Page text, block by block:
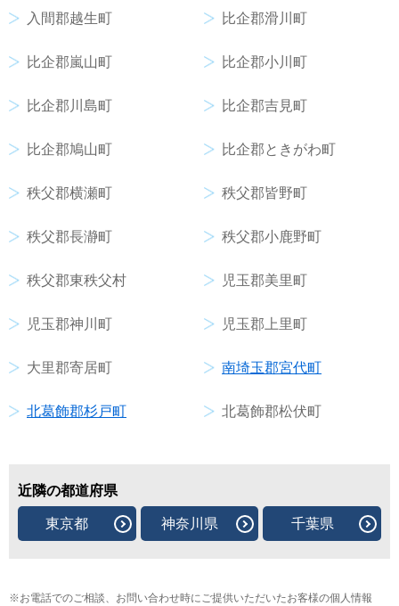
入間郡越生町 比企郡滑川町
比企郡嵐山町 比企郡小川町
比企郡川島町 比企郡吉見町
比企郡鳩山町 比企郡ときがわ町
秩父郡横瀬町 秩父郡皆野町
秩父郡長瀞町 秩父郡小鹿野町
秩父郡東秩父村 児玉郡美里町
児玉郡神川町 児玉郡上里町
大里郡寄居町 南埼玉郡宮代町
北葛飾郡杉戸町 北葛飾郡松伏町
近隣の都道府県
東京都 神奈川県 千葉県
お電話でのご相談、お問い合わせ時にご提供いただいたお客様の個人情報